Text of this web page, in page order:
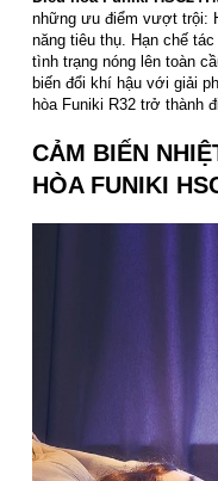
những ưu điểm vượt trội:
năng tiêu thụ. Hạn chế
tình trạng nóng lên toàn
biến đổi khí hậu với giải
hòa Funiki R32 trở thành
CẢM BIẾN
HÒA FUNIKI